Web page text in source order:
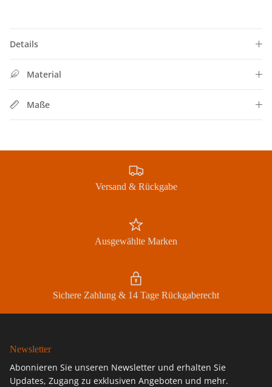
Details
Material
Maße
Versand & Rückgabe
Ausgewählte Marken
Sichere Zahlung & 14 Tage Rückgaberecht
Newsletter
Abonnieren Sie unseren Newsletter und erhalten Sie
Updates, Zugang zu exklusiven Angeboten und mehr.
Schließen
Jetzt Newsletter abonnieren und exklusive Angebote
Abonnieren